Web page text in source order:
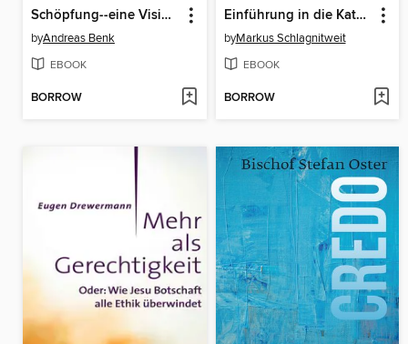
Schöpfung--eine Vision von Gerechtigkeit
byAndreas Benk
EBOOK
BORROW
Einführung in die Katholische Soziallehre
byMarkus Schlagnitweit
EBOOK
BORROW